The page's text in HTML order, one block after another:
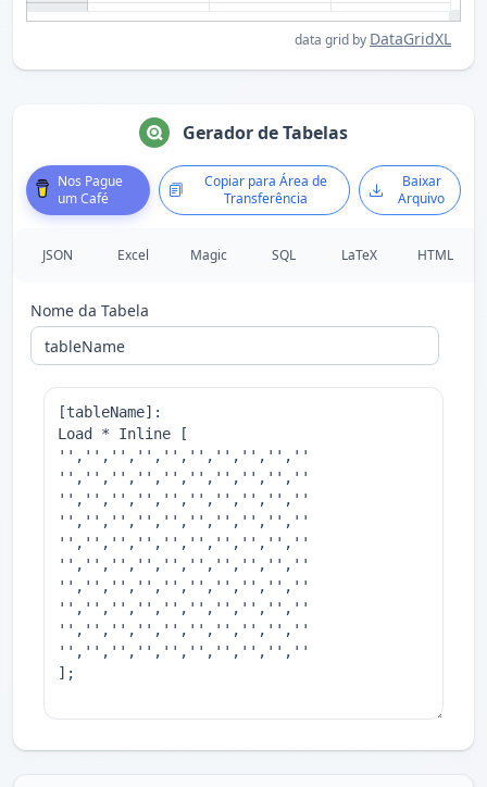
data grid by DataGridXL
Gerador de Tabelas
Nos Pague
um Café
Copiar para Área de
Transferência
Baixar
Arquivo
JSON Excel Magic SQL LaTeX HTML
Nome da Tabela